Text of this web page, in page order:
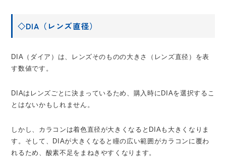
◇DIA（レンズ直径）
DIA（ダイア）は、レンズそのものの大きさ（レンズ直径）を表
す数値です。
DIAはレンズごとに決まっているため、購入時にDIAを選択するこ
とはないかもしれません。
しかし、カラコンは着色直径が大きくなるとDIAも大きくなりま
す。そして、DIAが大きくなると瞳の広い範囲がカラコンに覆わ
れるため、酸素不足をまねきやすくなります。